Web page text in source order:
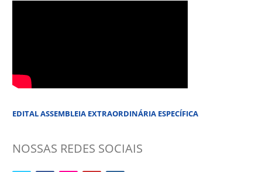
EDITAL ASSEMBLEIA EXTRAORDINÁRIA ESPECÍFICA
NOSSAS REDES SOCIAIS